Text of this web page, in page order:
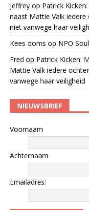
Jeffrey op Patrick
naast Mattie Valk
niet vanwege haar
Kees öoms op NPO
Fred op Patrick Kicken:
Mattie Valk iedere
vanwege haar veiligheid
NIEUWSBRIEF
Voornaam
Achternaam
Emailadres: